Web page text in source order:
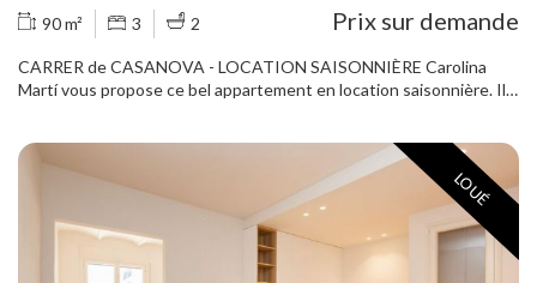
90 m² 3 2 Prix sur demande
CARRER de CASANOVA - LOCATION SAISONNIÈRE Carolina
Martí vous propose ce bel appartement en location saisonnière. Il
cuisine entièrement équipée s'ouvre sur une buanderie. Le
spacieux séjour s'ouvre sur une grande cour avec vue dégagée.
Parquet, chauffage au gaz et climatisation dans la salle à manger.
LIVRÉ AVEC MOBILIER ET ÉLECTROMÉNAGER NEUFS : Peint en
blanc, avec mobilier et électroménagers neufs. À proximité de
l'hôpital Clínic et du Mercat del Ninot, à cinq minutes du Passeig de
LOUÉ